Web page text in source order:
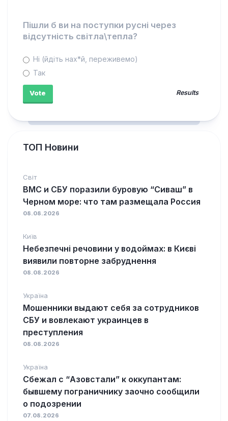
Пішли б ви на поступки русні через
відсутність світла\тепла?
Ні (йдіть нах*й, переживемо)
Так
Results
ТОП Новини
Світ
ВМС и СБУ поразили буровую “Сиваш” в
Черном море: что там размещала Россия
08.08.2026
Київ
Небезпечні речовини у водоймах: в Києві
виявили повторне забруднення
08.08.2026
Україна
Мошенники выдают себя за сотрудников
СБУ и вовлекают украинцев в
преступления
08.08.2026
Україна
Сбежал с “Азовстали” к оккупантам:
бывшему пограничнику заочно сообщили
о подозрении
07.08.2026